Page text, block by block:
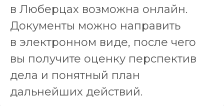
в Люберцах возможна онлайн.
Документы можно направить
в электронном виде, после чего
вы получите оценку перспектив
дела и понятный план
дальнейших действий.